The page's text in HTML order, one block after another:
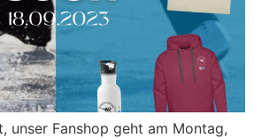
unser Fanshop geht am Montag,